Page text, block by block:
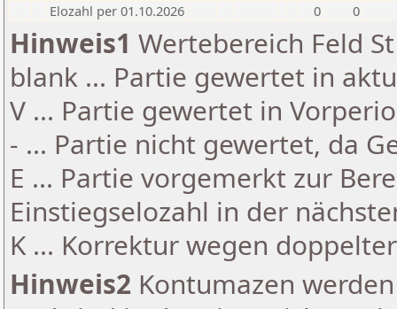
Elozahl per 01.10.2026
0 0
Hinweis1 Wertebereich Feld
blank ... Partie gewertet in
V ... Partie gewertet in
- ... Partie nicht gewertet, da
E ... Partie vorgemerkt zur
Einstiegselozahl in der
K ... Korrektur wegen
Hinweis2 Kontumazen